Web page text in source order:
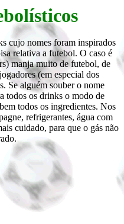
cujo nomes foram inspirados
relativa a futebol. O caso é
manja muito de futebol, de
(em especial dos
Se alguém souber o nome
todos os drinks o modo de
todos os ingredientes. Nos
refrigerantes, água com
cuidado, para que o gás não